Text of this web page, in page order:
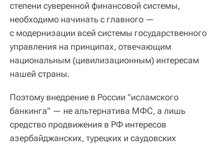
степени суверенной финансовой системы,
необходимо начинать с главного —
с модернизации всей системы государственного
управления на принципах, отвечающим
национальным (цивилизационным) интересам
нашей страны.
Поэтому внедрение в России "исламского
банкинга" — не альтернатива МФС, а лишь
средство продвижения в РФ интересов
азербайджанских, турецких и саудовских